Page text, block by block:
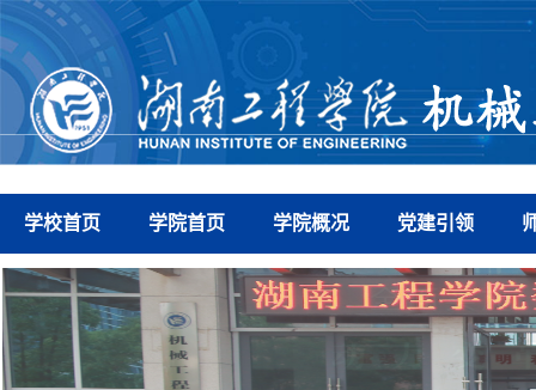
学校首页 学院首页 学院概况 党建引领